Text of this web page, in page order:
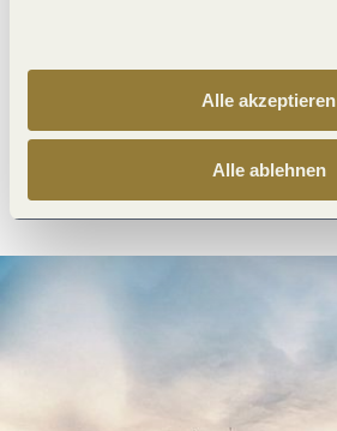
Alle akzeptieren
Alle ablehnen
Anreise planen